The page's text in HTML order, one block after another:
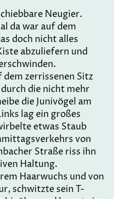
Neugier.
da war auf dem
doch nicht alles
abzuliefern und
zerrissenen Sitz
die nicht mehr
die Junivögel am
lag ein großes
etwas Staub
von
Straße riss ihn
Haltung.
Haarwuchs und von
schwitzte sein T-